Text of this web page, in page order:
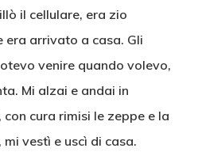
il cellulare, era zio
era arrivato a casa. Gli
venire quando volevo,
Mi alzai e andai in
cura rimisi le zeppe e la
vestì e uscì di casa.